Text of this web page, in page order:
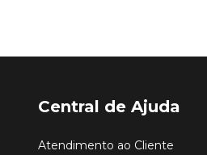
Central de Ajuda
Atendimento ao Cliente